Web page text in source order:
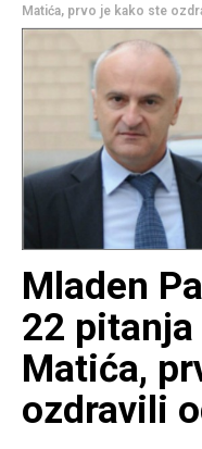
Matića, prvo je kako ste
Mladen
22
Matića,
ozdravili